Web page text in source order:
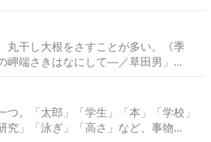
丸干し大根をさすことが多い。《季
岬端さきはなにして―／草田男」...
つ。「太郎」「学生」「本」「学校」
究」「泳ぎ」「高さ」など、事物...